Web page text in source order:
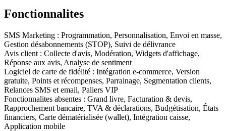
Fonctionnalites
SMS Marketing : Programmation, Personnalisation, Envoi en masse,
Gestion désabonnements (STOP), Suivi de délivrance
Avis client : Collecte d'avis, Modération, Widgets d'affichage,
Réponse aux avis, Analyse de sentiment
Logiciel de carte de fidélité : Intégration e-commerce, Version
gratuite, Points et récompenses, Parrainage, Segmentation clients,
Relances SMS et email, Paliers VIP
Fonctionnalites absentes : Grand livre, Facturation & devis,
Rapprochement bancaire, TVA & déclarations, Budgétisation, États
financiers, Carte dématérialisée (wallet), Intégration caisse,
Application mobile